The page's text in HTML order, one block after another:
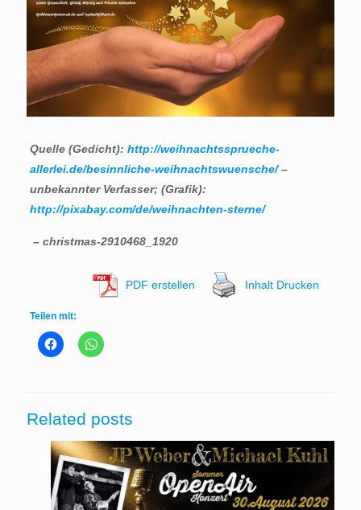
Quelle (Gedicht): http://weihnachtssprueche-
allerlei.de/besinnliche-weihnachtswuensche/–
unbekannter Verfasser; (Grafik):
http://pixabay.com/de/weihnachten-sterne/
– christmas-2910468_1920
PDF erstellen Inhalt Drucken
Teilen mit:
Related posts